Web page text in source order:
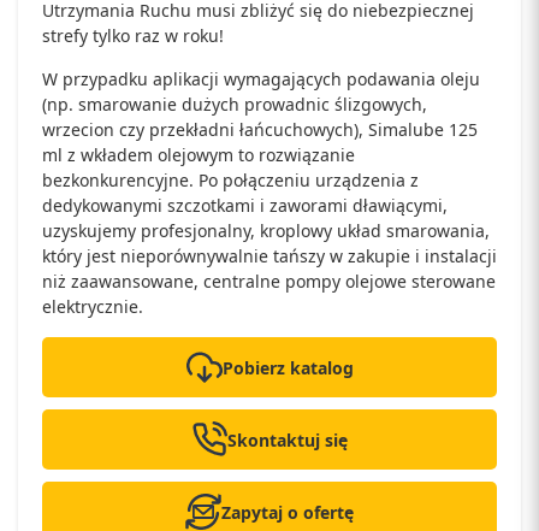
Utrzymania Ruchu musi zbliżyć się do niebezpiecznej
strefy tylko raz w roku!
W przypadku aplikacji wymagających podawania oleju
(np. smarowanie dużych prowadnic ślizgowych,
wrzecion czy przekładni łańcuchowych), Simalube 125
ml z wkładem olejowym to rozwiązanie
bezkonkurencyjne. Po połączeniu urządzenia z
dedykowanymi szczotkami i zaworami dławiącymi,
uzyskujemy profesjonalny, kroplowy układ smarowania,
który jest nieporównywalnie tańszy w zakupie i instalacji
niż zaawansowane, centralne pompy olejowe sterowane
elektrycznie.
Pobierz katalog
Skontaktuj się
Zapytaj o ofertę